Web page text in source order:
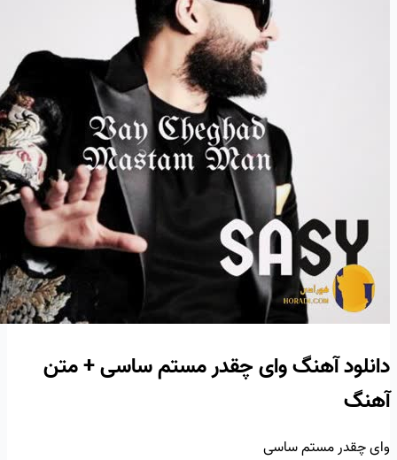
دانلود آهنگ وای چقدر مستم ساسی + متن
آهنگ
وای چقدر مستم ساسی